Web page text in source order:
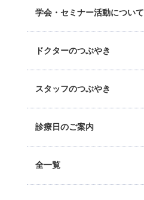
学会・セミナー活動について
ドクターのつぶやき
スタッフのつぶやき
診療日のご案内
全一覧